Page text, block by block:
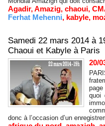
Agadir,Amazig, chaoui,
Ferhat Mehenni, kabyle,
Samedi 22 mars 2014 à
Chaoui et Kabyle à Paris
20/
quoi
donc à l’occasion d’un